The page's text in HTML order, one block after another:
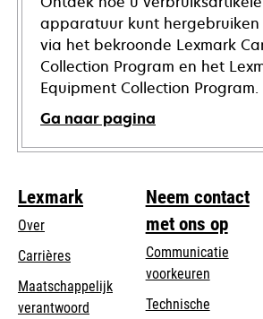
apparatuur kunt hergebruiken
via het bekroonde Lexmark
Collection Program en het
Equipment Collection Program.
Ga naar pagina
Lexmark
Over
Carrières
Maatschappelijk
verantwoord
Neem contact
met ons op
Communicatie
voorkeuren
Technische